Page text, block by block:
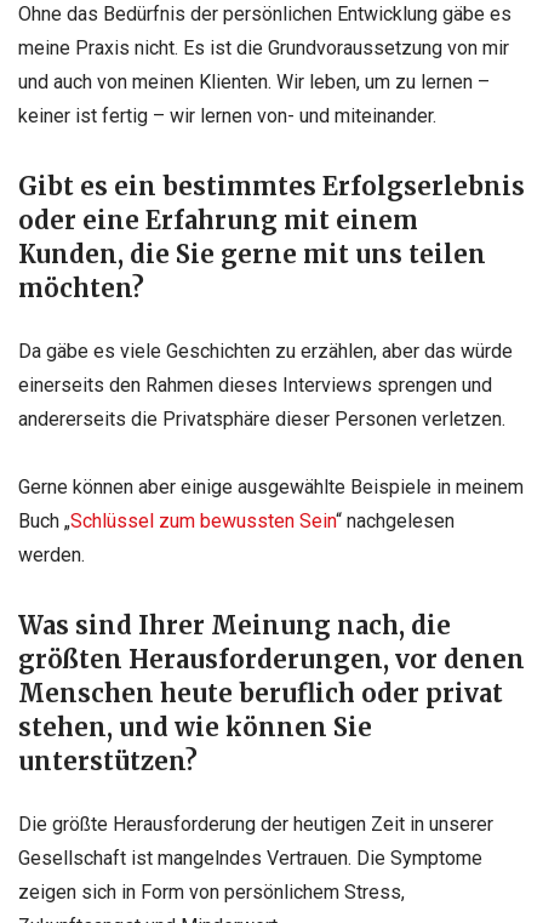
Ohne das Bedürfnis der persönlichen Entwicklung gäbe es
meine Praxis nicht. Es ist die Grundvoraussetzung von mir
und auch von meinen Klienten. Wir leben, um zu lernen –
keiner ist fertig – wir lernen von- und miteinander.
Gibt es ein bestimmtes Erfolgserlebnis
oder eine Erfahrung mit einem
Kunden, die Sie gerne mit uns teilen
möchten?
Da gäbe es viele Geschichten zu erzählen, aber das würde
einerseits den Rahmen dieses Interviews sprengen und
andererseits die Privatsphäre dieser Personen verletzen.
Gerne können aber einige ausgewählte Beispiele in meinem
Buch „Schlüssel zum bewussten Sein“ nachgelesen
werden.
Was sind Ihrer Meinung nach, die
größten Herausforderungen, vor denen
Menschen heute beruflich oder privat
stehen, und wie können Sie
unterstützen?
Die größte Herausforderung der heutigen Zeit in unserer
Gesellschaft ist mangelndes Vertrauen. Die Symptome
zeigen sich in Form von persönlichem Stress,